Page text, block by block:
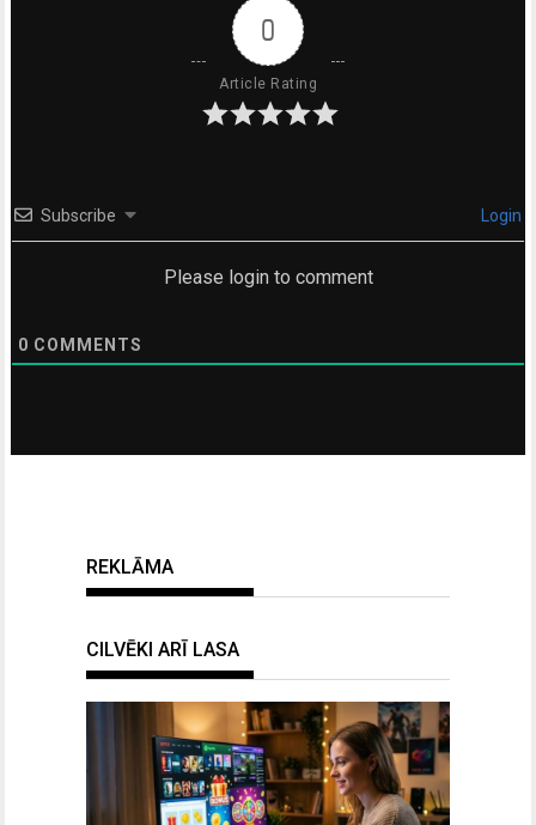
0
Article Rating
Subscribe Login
Please login to comment
0 COMMENTS
REKLĀMA
CILVĒKI ARĪ LASA